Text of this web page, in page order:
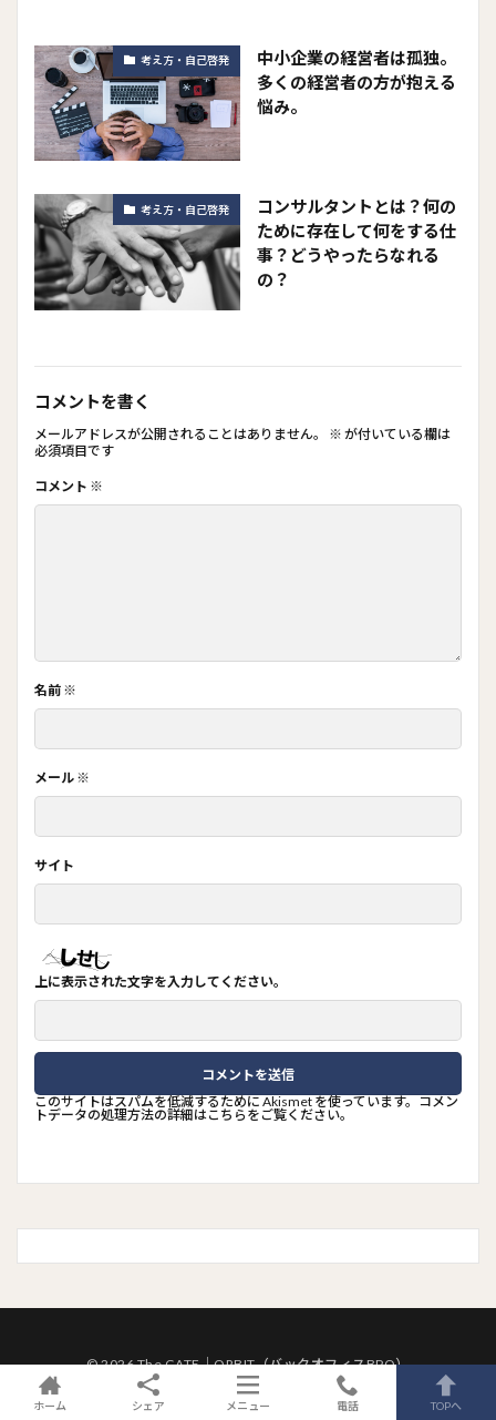
考え方・自己啓発
中小企業の経営者は孤独。
多くの経営者の方が抱える
悩み。
考え方・自己啓発
コンサルタントとは？何の
ために存在して何をする仕
事？どうやったらなれる
の？
コメントを書く
メールアドレスが公開されることはありません。 ※ が付いている欄は
必須項目です
コメント ※
名前 ※
メール ※
サイト
上に表示された文字を入力してください。
このサイトはスパムを低減するために Akismet を使っています。コメン
トデータの処理方法の詳細はこちらをご覧ください。
© 2026 The GATE｜ORBIT（バックオフィスBPO）
ホーム シェア メニュー 電話 TOPへ